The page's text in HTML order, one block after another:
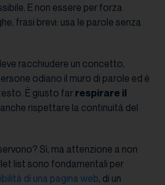
E non essere per forza
frasi brevi: usa le parole senza
racchiudere un concetto,
odiano il muro di parole ed è
È giusto far respirare il
anche rispettare la continuità del
Sì, ma attenzione a non
list sono fondamentali per
di una pagina web, di un